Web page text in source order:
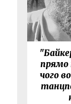
прямо
чого